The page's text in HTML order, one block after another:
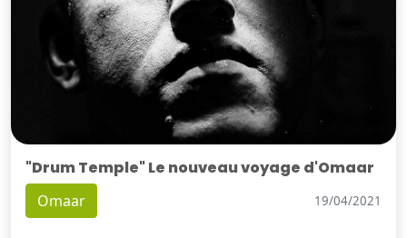
"Drum Temple" Le nouveau voyage d'Omaar
Omaar 19/04/2021